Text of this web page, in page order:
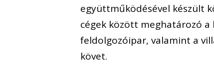
együttműködésével készült
cégek között meghatározó a
feldolgozóipar, valamint a
követ.